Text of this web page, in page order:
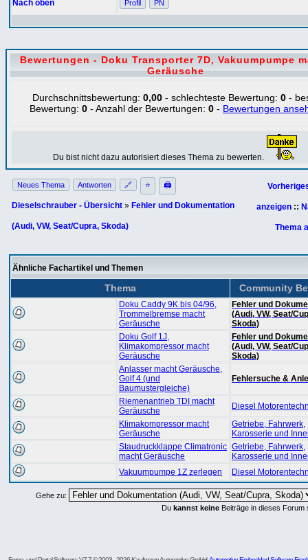
Nach oben Profil PN
Bewertungen - Doku Transporter 7D, Vakuumpumpe
Geräusche
Durchschnittsbewertung: 0,00- schlechteste Bewertung: 0-
Bewertung: 0 - Anzahl der Bewertungen: 0 - Bewertungen
Du bist nicht dazu autorisiert dieses Thema zu bewerten.
Neues Thema Antworten 🔗 ⭐ 🖨
Dieselschrauber - Übersicht » Fehler und Dokumentation
(Audi, VW, Seat/Cupra, Skoda)
anzeigen ::
Thema
Ähnliche Fachartikel und Themen
Thema Community
Doku Caddy 9K bis 04/96,
Trommelbremse macht
Geräusche
Fehler und
(Audi, VW, Seat/
Skoda)
Doku Golf 1J,
Klimakompressor macht
Geräusche
Fehler und
(Audi, VW, Seat/
Skoda)
Anlasser macht Geräusche,
Golf 4 (und
Baumustergleiche)
Fehlersuche &
Riemenantrieb TDI macht
Geräusche
Diesel
Klimakompressor macht
Geräusche
Getriebe, Fahrwerk,
Karosserie und
Staudruckklappe Climatronic
macht Geräusche
Getriebe, Fahrwerk,
Karosserie und
Vakuumpumpe 1Z zerlegen
Diesel
Gehe zu:
Du kannst keine Beiträge in dieses Forum